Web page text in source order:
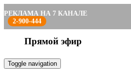
РЕКЛАМА НА 7 КАНАЛЕ
2-900-444
Прямой эфир
Toggle navigation